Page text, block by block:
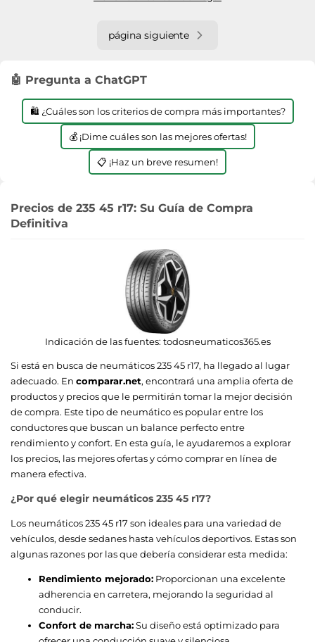
página siguiente
🤖 Pregunta a ChatGPT
🛍️ ¿Cuáles son los criterios de compra más importantes?
💰 ¡Dime cuáles son las mejores ofertas!
📋 ¡Haz un breve resumen!
Precios de 235 45 r17: Su Guía de Compra
Definitiva
Indicación de las fuentes: todosneumaticos365.es
Si está en busca de neumáticos 235 45 r17, ha llegado al lugar
adecuado. En comparar.net, encontrará una amplia oferta de
productos y precios que le permitirán tomar la mejor decisión
de compra. Este tipo de neumático es popular entre los
conductores que buscan un balance perfecto entre
rendimiento y confort. En esta guía, le ayudaremos a explorar
los precios, las mejores ofertas y cómo comprar en línea de
manera efectiva.
¿Por qué elegir neumáticos 235 45 r17?
Los neumáticos 235 45 r17 son ideales para una variedad de
vehículos, desde sedanes hasta vehículos deportivos. Estas son
algunas razones por las que debería considerar esta medida:
Rendimiento mejorado: Proporcionan una excelente
adherencia en carretera, mejorando la seguridad al
conducir.
Confort de marcha:Su diseño está optimizado para